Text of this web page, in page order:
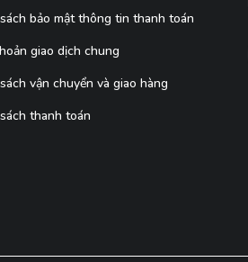
bảo mật thông tin thanh toán
giao dịch chung
vận chuyển và giao hàng
thanh toán